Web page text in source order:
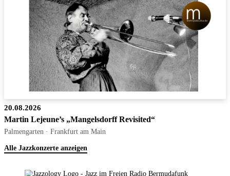
20.08.2026
Martin Lejeune’s „Mangelsdorff Revisited“
Palmengarten · Frankfurt am Main
Alle Jazzkonzerte anzeigen